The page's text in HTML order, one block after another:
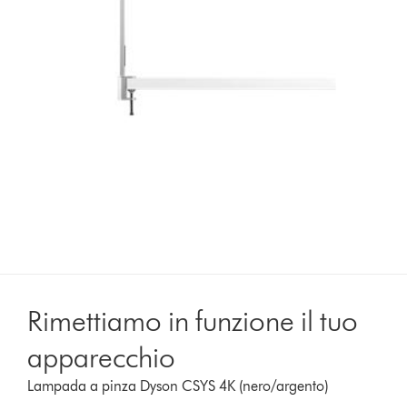
Rimettiamo in funzione il tuo
apparecchio
Lampada a pinza Dyson CSYS 4K (nero/argento)